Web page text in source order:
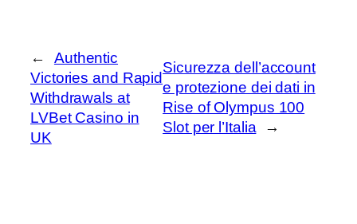
←
Authentic
Victories and Rapid
Withdrawals at
LVBet Casino in
UK
Sicurezza dell’account
e protezione dei dati in
Rise of Olympus 100
Slot per l’Italia
→